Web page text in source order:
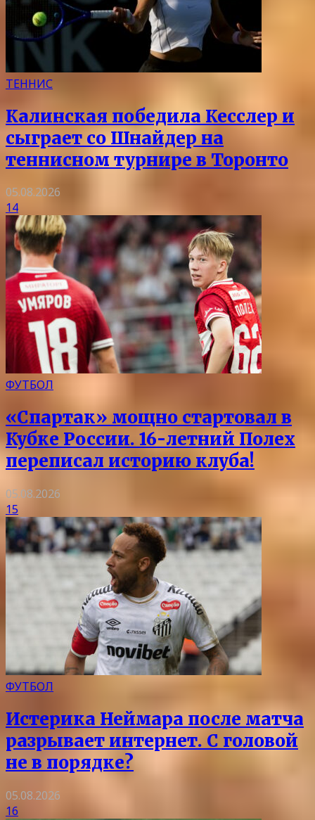
ТЕННИС
Калинская победила Кесслер и
сыграет со Шнайдер на
теннисном турнире в Торонто
05.08.2026
14
ФУТБОЛ
«Спартак» мощно стартовал в
Кубке России. 16-летний Полех
переписал историю клуба!
05.08.2026
15
ФУТБОЛ
Истерика Неймара после матча
разрывает интернет. С головой
не в порядке?
05.08.2026
16